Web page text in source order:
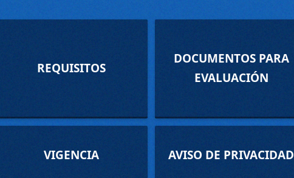
REQUISITOS
DOCUMENTOS PARA
EVALUACIÓN
VIGENCIA AVISO DE PRIVACIDAD